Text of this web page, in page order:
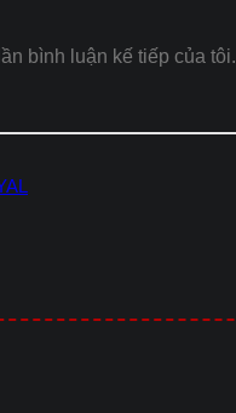
bình luận kế tiếp của tôi.